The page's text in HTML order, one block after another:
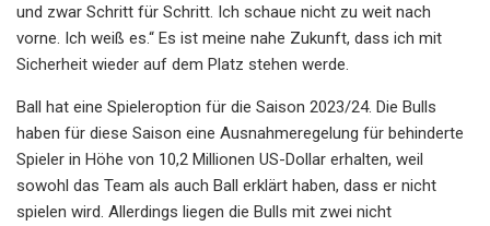
und zwar Schritt für Schritt. Ich schaue nicht zu weit nach
vorne. Ich weiß es.“ Es ist meine nahe Zukunft, dass ich mit
Sicherheit wieder auf dem Platz stehen werde.
Ball hat eine Spieleroption für die Saison 2023/24. Die Bulls
haben für diese Saison eine Ausnahmeregelung für behinderte
Spieler in Höhe von 10,2 Millionen US-Dollar erhalten, weil
sowohl das Team als auch Ball erklärt haben, dass er nicht
spielen wird. Allerdings liegen die Bulls mit zwei nicht